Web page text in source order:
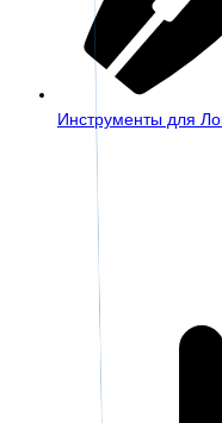
Инструменты для